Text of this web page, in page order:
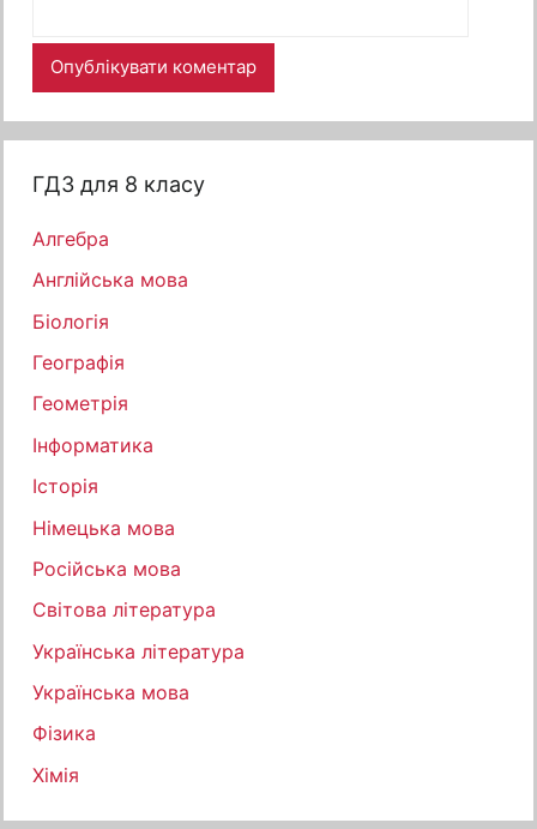
ГДЗ для 8 класу
Алгебра
Англійська мова
Біологія
Географія
Геометрія
Інформатика
Історія
Німецька мова
Російська мова
Світова література
Українська література
Українська мова
Фізика
Хімія